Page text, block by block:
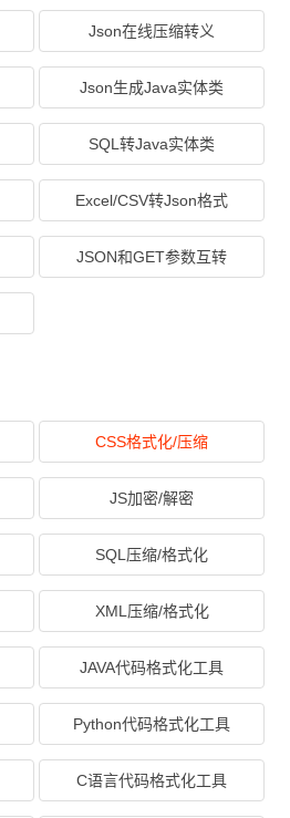
Json在线压缩转义
Json生成Java实体类
SQL转Java实体类
Excel/CSV转Json格式
JSON和GET参数互转
CSS格式化/压缩
JS加密/解密
SQL压缩/格式化
XML压缩/格式化
JAVA代码格式化工具
Python代码格式化工具
C语言代码格式化工具